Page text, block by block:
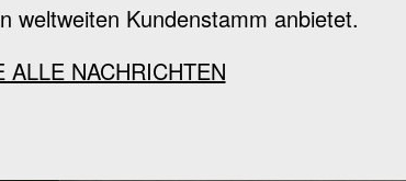
weltweiten Kundenstamm anbietet.
ALLE NACHRICHTEN